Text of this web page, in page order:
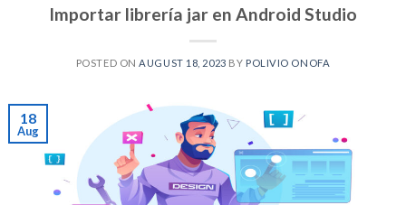
Importar librería jar en Android Studio
POSTED ON AUGUST 18, 2023 BY POLIVIO ONOFA
18
Aug